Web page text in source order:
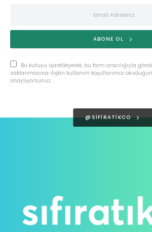
ABONE OL
Bu kutuyu işaretleyerek, bu form aracılığıyla
saklanmasına ilişkin kullanım koşullarımızı
onaylıyorsunuz.
@SIFIRATIKCO